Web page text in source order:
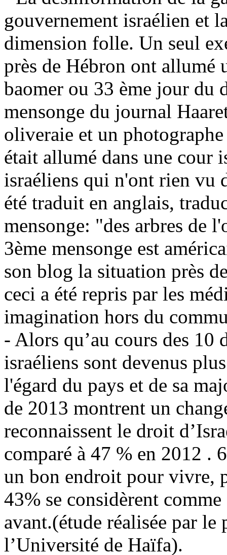
gouvernement israélien et
dimension folle. Un seul
près de Hébron ont allumé
baomer ou 33 ème jour du
mensonge du journal
oliveraie et un
était allumé dans une cour
israéliens qui n'ont rien vu
été traduit en anglais,
mensonge: "des arbres de
3ème mensonge est
son blog la situation près
ceci a été repris par les
imagination hors du
- Alors qu’au cours des 10
israéliens sont devenus
l'égard du pays et de sa
de 2013 montrent un
reconnaissent le droit
comparé à 47 % en 2012 .
un bon endroit pour vivre,
43% se considèrent
avant.(étude réalisée par le
l’Université de Haïfa).